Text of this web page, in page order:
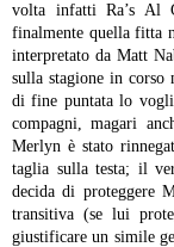
volta infatti Ra’s Al
finalmente quella fitta
interpretato da Matt
sulla stagione in
di fine puntata lo
compagni, magari
Merlyn è stato
taglia sulla testa; il
decida di proteggere
transitiva (se lui
giustificare un simile